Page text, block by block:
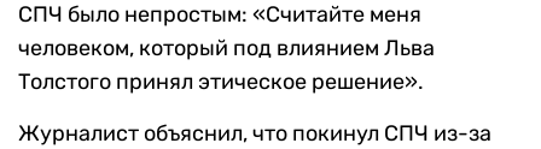
СПЧ было непростым: «Считайте меня
человеком, который под влиянием Льва
Толстого принял этическое решение».
Журналист объяснил, что покинул СПЧ из-за